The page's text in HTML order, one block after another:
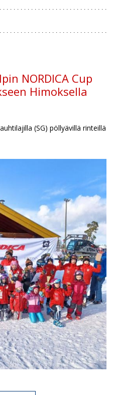
NORDICA Cup
Himoksella
(SG) pöllyävillä rinteillä